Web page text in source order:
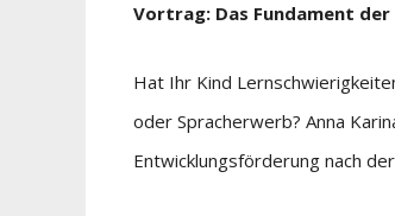
Vortrag: Das Fundament
Hat Ihr Kind
oder Spracherwerb? Anna
Entwicklungsförderung nach